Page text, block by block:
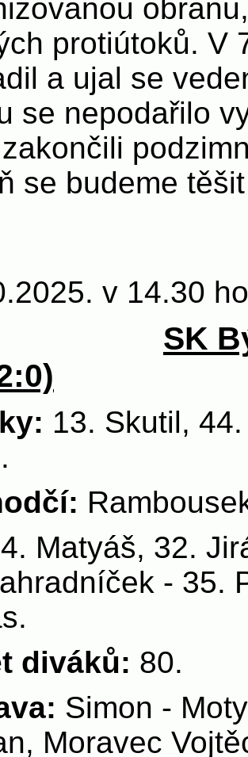
protiútoků. V
a ujal se
se nepodařilo
se budeme
v 14.30
SK
13. Skutil,
Matyáš, 32.
- 35.
diváků: 80.
Simon -
Moravec